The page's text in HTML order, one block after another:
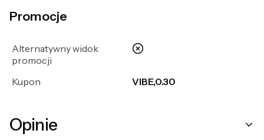
Promocje
Alternatywny widok
promocji
nie
Kupon VIBE,0.30
Opinie